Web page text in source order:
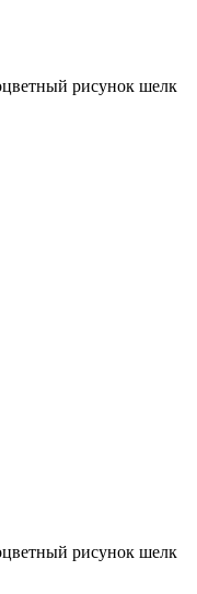
рисунок шелк
рисунок шелк